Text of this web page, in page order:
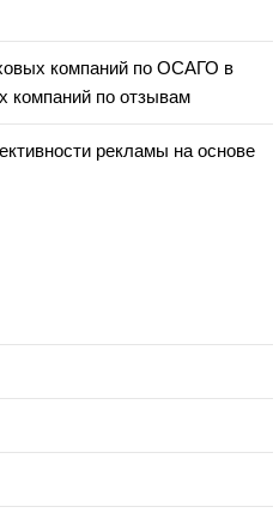
компаний по ОСАГО в
компаний по отзывам
рекламы на основе